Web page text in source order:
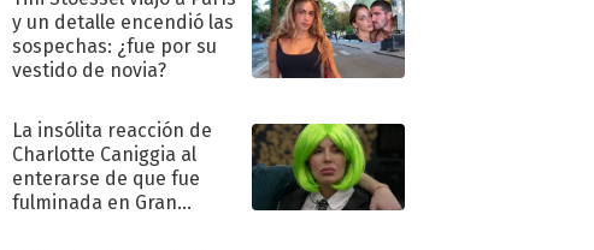
y un detalle encendió las
sospechas: ¿fue por su
vestido de novia?
La insólita reacción de
Charlotte Caniggia al
enterarse de que fue
fulminada en Gran